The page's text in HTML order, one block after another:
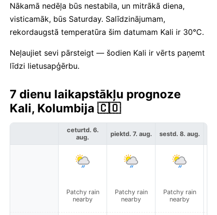
Nākamā nedēļa būs nestabila, un mitrākā diena,
visticamāk, būs Saturday. Salīdzinājumam,
rekordaugstā temperatūra šim datumam Kali ir 30°C.
Neļaujiet sevi pārsteigt — šodien Kali ir vērts paņemt
līdzi lietusapģērbu.
7 dienu laikapstākļu prognoze
Kali, Kolumbija 🇨🇴
ceturtd. 6.
aug.
Patchy rain
nearby
piektd. 7. aug.
Patchy rain
nearby
sestd. 8. aug.
Patchy rain
nearby